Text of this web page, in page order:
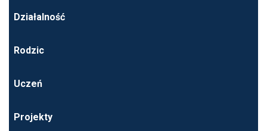
Działalność
Rodzic
Uczeń
Projekty